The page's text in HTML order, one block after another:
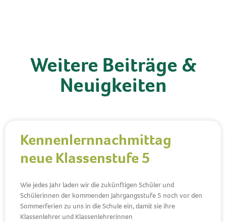
Weitere Beiträge &
Neuigkeiten
Kennenlernnachmittag
neue Klassenstufe 5
Wie jedes Jahr laden wir die zukünftigen Schüler und
Schülerinnen der kommenden Jahrgangsstufe 5 noch vor den
Sommerferien zu uns in die Schule ein, damit sie ihre
Klassenlehrer und Klassenlehrerinnen